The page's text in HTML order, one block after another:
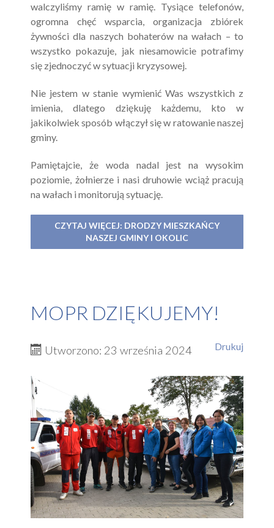
walczyliśmy ramię w ramię. Tysiące telefonów,
ogromna chęć wsparcia, organizacja zbiórek
żywności dla naszych bohaterów na wałach – to
wszystko pokazuje, jak niesamowicie potrafimy
się zjednoczyć w sytuacji kryzysowej.
Nie jestem w stanie wymienić Was wszystkich z
imienia, dlatego dziękuję każdemu, kto w
jakikolwiek sposób włączył się w ratowanie naszej
gminy.
Pamiętajcie, że woda nadal jest na wysokim
poziomie, żołnierze i nasi druhowie wciąż pracują
na wałach i monitorują sytuację.
CZYTAJ WIĘCEJ: DRODZY MIESZKAŃCY
NASZEJ GMINY I OKOLIC
MOPR DZIĘKUJEMY!
Drukuj
Utworzono: 23 września 2024